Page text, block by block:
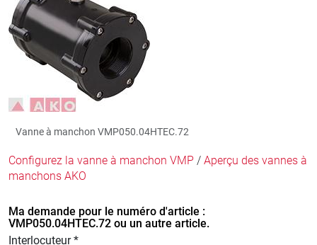
Vanne à manchon VMP050.04HTEC.72
Configurez la vanne à manchon VMP / Aperçu des vannes à
manchons AKO
Ma demande pour le numéro d'article :
VMP050.04HTEC.72 ou un autre article.
Interlocuteur *